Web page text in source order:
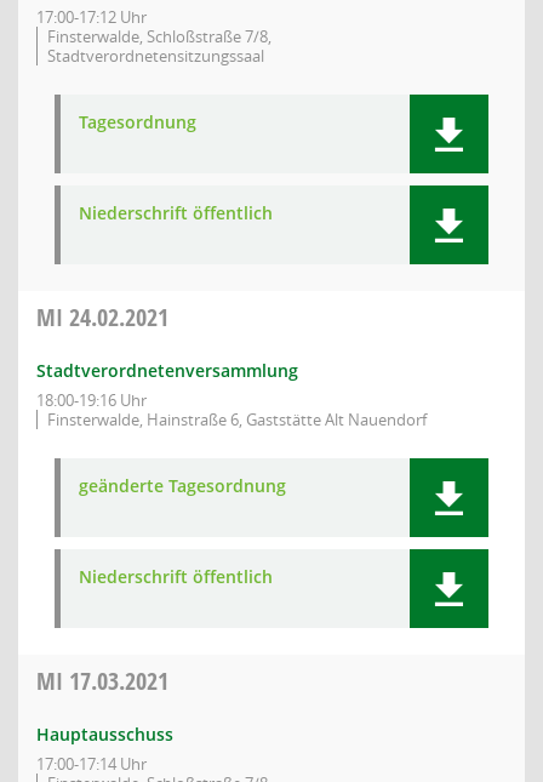
17:00-17:12 Uhr
Finsterwalde, Schloßstraße 7/8,
Stadtverordnetensitzungssaal
Tagesordnung
Niederschrift öffentlich
MI 24.02.2021
Stadtverordnetenversammlung
18:00-19:16 Uhr
Finsterwalde, Hainstraße 6, Gaststätte Alt Nauendorf
geänderte Tagesordnung
Niederschrift öffentlich
MI 17.03.2021
Hauptausschuss
17:00-17:14 Uhr